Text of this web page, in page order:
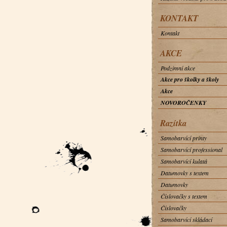
KONTAKT
Kontakt
AKCE
Podzimní akce
Akce pro školky a školy
Akce
NOVOROČENKY
Razítka
Samobarvící printy
Samobarvící professional
Samobarvící kulatá
Datumovky s textem
Datumovky
Číslovačky s textem
Číslovačky
Samobarvící skládací